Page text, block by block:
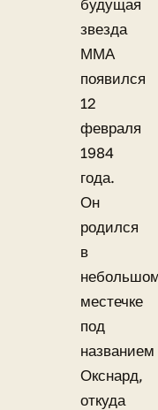
будущая
звезда
ММА
появился
12
февраля
1984
года.
Он
родился
в
местечке
под
названием
Окснард,
откуда